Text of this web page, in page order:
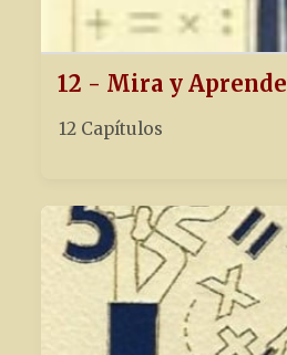
12 - Mira y Aprende
12 Capítulos